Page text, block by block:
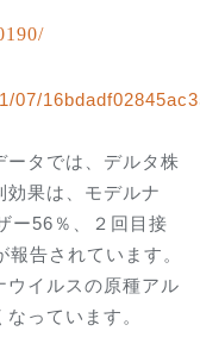
07/
ータでは、デルタ株
効果は、モデルナ
ー56 ％、２回目接
報告されています。
ウイルスの原種アル
っています。